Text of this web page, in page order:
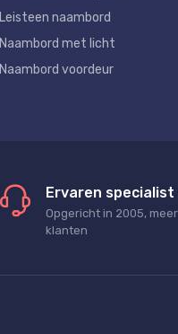
Leisteen naambord
Naambord met licht
Naambord voordeur
Ervaren specialist
Opgericht in 2005,
klanten